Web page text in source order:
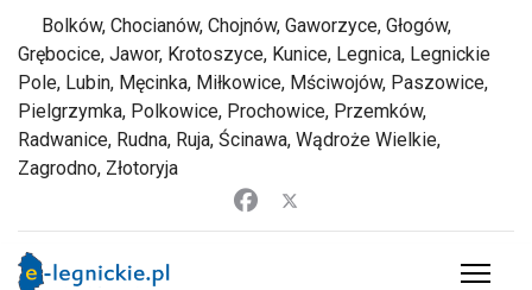
Bolków, Chocianów, Chojnów, Gaworzyce, Głogów,
Grębocice, Jawor, Krotoszyce, Kunice, Legnica, Legnickie
Pole, Lubin, Męcinka, Miłkowice, Mściwojów, Paszowice,
Pielgrzymka, Polkowice, Prochowice, Przemków,
Radwanice, Rudna, Ruja, Ścinawa, Wądroże Wielkie,
Zagrodno, Złotoryja